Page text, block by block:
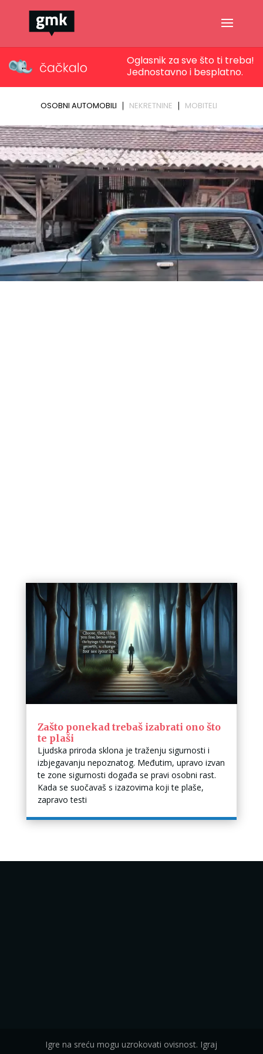
Zašto ponekad trebaš izabrati ono što
te plaši
Ljudska priroda sklona je traženju sigurnosti i
izbjegavanju nepoznatog. Međutim, upravo izvan
te zone sigurnosti događa se pravi osobni rast.
Kada se suočavaš s izazovima koji te plaše,
zapravo testi
Igre na sreću mogu uzrokovati ovisnost. Igraj